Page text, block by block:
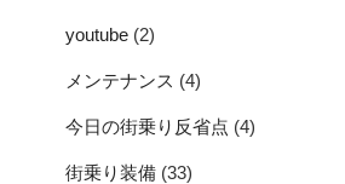
youtube (2)
メンテナンス (4)
今日の街乗り反省点 (4)
街乗り装備 (33)